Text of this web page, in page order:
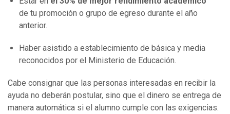
de tu promoción o grupo de egreso durante el año
anterior.
Haber asistido a establecimiento de básica y media
reconocidos por el Ministerio de Educación.
Cabe consignar que las personas interesadas en recibir la
ayuda no deberán postular, sino que el dinero se entrega de
manera automática si el alumno cumple con las exigencias.